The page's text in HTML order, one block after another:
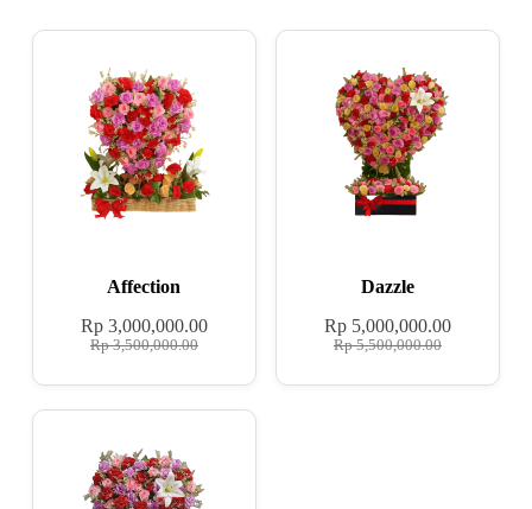
Affection
Rp3,500,000.00
Rp3,000,000.00
Dazzle
Rp5,500,000.00
Rp 5,000,000.00